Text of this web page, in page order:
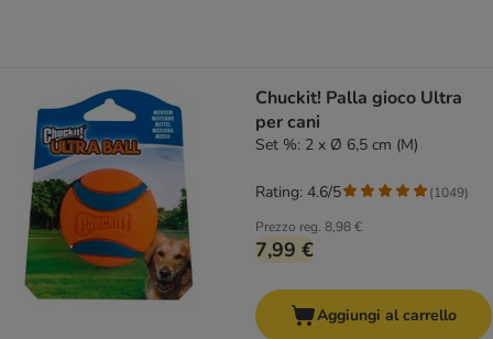
Chuckit! Palla gioco Ultra
per cani
Set %: 2 x Ø 6,5 cm (M)
Prezzo reg. 8,98 €
7,99 €
Rating: 4.6/5 (1049)
Aggiungi al carrello